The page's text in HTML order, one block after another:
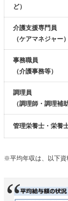
ど）
介護支援専門員
（ケアマネジャー）
事務職員
（介護事務等）
調理員
（調理師・調理補
管理栄養士・栄養
※平均年収は、以下資